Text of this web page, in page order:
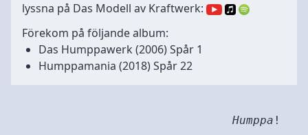
lyssna på Das Modell av Kraftwerk:
Förekom på följande album:
Das Humppawerk (2006) Spår 1
Humppamania (2018) Spår 22
Humppa !